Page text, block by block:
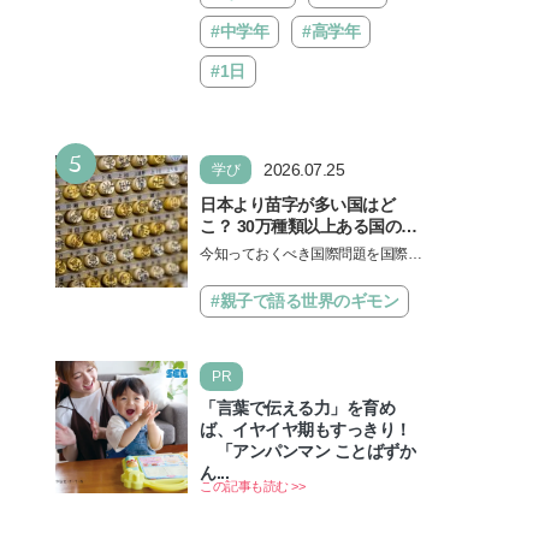
#中学年 #高学年
#1日
5 学び
2026.07.25
日本より苗字が多い国はど
こ？ 30万種類以上ある国の理
由とは【親子で語る国際問
今知っておくべき国際問題を国際政
る「親子で語る国際問題」。今回
は、苗字の種類…
#親子で語る世界のギモン
PR
「言葉で伝える力」を育め
ば、イヤイヤ期もすっきり！
「アンパンマン ことばずか
ん...
この記事も読む >>